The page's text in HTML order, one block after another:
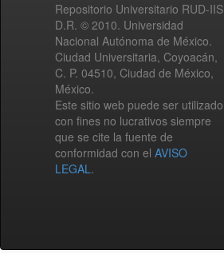
Repositorio Universitario RUD-IIS
D.R. © 2010. Universidad
Nacional Autónoma de México.
Ciudad Universitaria, Coyoacán,
C. P. 04510, Ciudad de México,
México.
Este sitio web puede ser utilizado
con fines no lucrativos siempre
que se cite la fuente de
conformidad con el AVISO
LEGAL.